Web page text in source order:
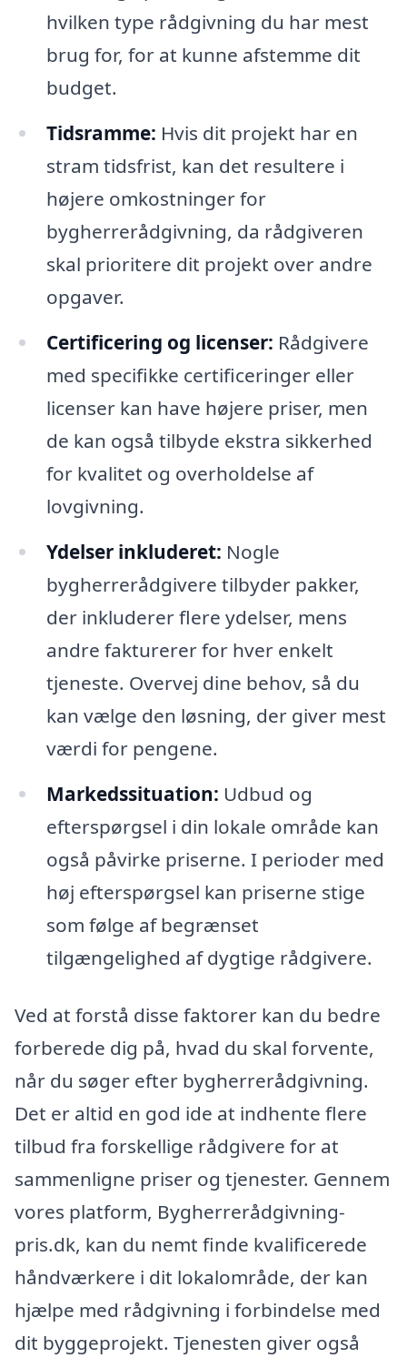
hvilken type rådgivning du har mest
brug for, for at kunne afstemme dit
budget.
Tidsramme: Hvis dit projekt har en
stram tidsfrist, kan det resultere i
højere omkostninger for
bygherrerådgivning, da rådgiveren
skal prioritere dit projekt over andre
opgaver.
Certificering og licenser: Rådgivere
med specifikke certificeringer eller
licenser kan have højere priser, men
de kan også tilbyde ekstra sikkerhed
for kvalitet og overholdelse af
lovgivning.
Ydelser inkluderet: Nogle
bygherrerådgivere tilbyder pakker,
der inkluderer flere ydelser, mens
andre fakturerer for hver enkelt
tjeneste. Overvej dine behov, så du
kan vælge den løsning, der giver mest
værdi for pengene.
Markedssituation: Udbud og
efterspørgsel i din lokale område kan
også påvirke priserne. I perioder med
høj efterspørgsel kan priserne stige
som følge af begrænset
tilgængelighed af dygtige rådgivere.
Ved at forstå disse faktorer kan du bedre
forberede dig på, hvad du skal forvente,
når du søger efter bygherrerådgivning.
Det er altid en god ide at indhente flere
tilbud fra forskellige rådgivere for at
sammenligne priser og tjenester. Gennem
vores platform, Bygherrerådgivning-
pris.dk, kan du nemt finde kvalificerede
håndværkere i dit lokalområde, der kan
hjælpe med rådgivning i forbindelse med
dit byggeprojekt. Tjenesten giver også